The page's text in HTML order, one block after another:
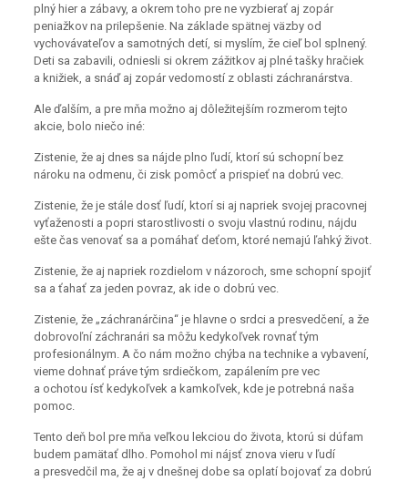
plný hier a zábavy, a okrem toho pre ne vyzbierať aj zopár
peniažkov na prilepšenie. Na základe spätnej väzby od
vychovávateľov a samotných detí, si myslím, že cieľ bol splnený.
Deti sa zabavili, odniesli si okrem zážitkov aj plné tašky hračiek
a knižiek, a snáď aj zopár vedomostí z oblasti záchranárstva.
Ale ďalším, a pre mňa možno aj dôležitejším rozmerom tejto
akcie, bolo niečo iné:
Zistenie, že aj dnes sa nájde plno ľudí, ktorí sú schopní bez
nároku na odmenu, či zisk pomôcť a prispieť na dobrú vec.
Zistenie, že je stále dosť ľudí, ktorí si aj napriek svojej pracovnej
vyťaženosti a popri starostlivosti o svoju vlastnú rodinu, nájdu
ešte čas venovať sa a pomáhať deťom, ktoré nemajú ľahký život.
Zistenie, že aj napriek rozdielom v názoroch, sme schopní spojiť
sa a ťahať za jeden povraz, ak ide o dobrú vec.
Zistenie, že „záchranárčina“ je hlavne o srdci a presvedčení, a že
dobrovoľní záchranári sa môžu kedykoľvek rovnať tým
profesionálnym. A čo nám možno chýba na technike a vybavení,
vieme dohnať práve tým srdiečkom, zapálením pre vec
a ochotou ísť kedykoľvek a kamkoľvek, kde je potrebná naša
pomoc.
Tento deň bol pre mňa veľkou lekciou do života, ktorú si dúfam
budem pamätať dlho. Pomohol mi nájsť znova vieru v ľudí
a presvedčil ma, že aj v dnešnej dobe sa oplatí bojovať za dobrú